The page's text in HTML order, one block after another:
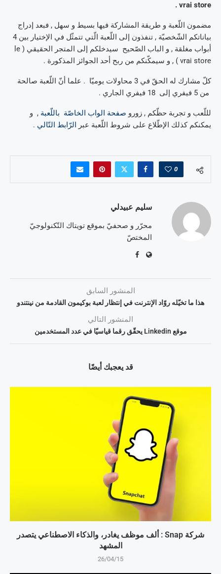
vrai store .
مضمون اللّعبة و طريقة المشاركة فيها بسيط و سهل , فبعد إدراج
بياناتكم الشّخصيّة , تنفذون إلى اللّعبة الّتي تتمثّل في الإختيار بين 4
أبواب مغلقة , و الباب الصّحيح سيدخلكم إلى المتجر الحقيقي ( le
vrai store ) , و سيمكّنكم من ربح أحد الجوائز المذكورة .
كلّ مشارك له الحقّ في 3 محاولات يوميّا . علما أنّ اللّعبة صالحة
من 5 فيفري إلى 18 فيفري الجاري .
لللّعب و تجربة حظّكم , زورو صفحة الواب الخاصّة باللّعبة , و
يمكنكم كذلك الإطّلاع على شروط اللّعبة عبر
الرّابط التّالي .
0
سليم عبيدلي
محرّر و صحفيّ بموقع تويتاك التّكنولوجيّ
المختصّ
المنشور السابق
هذا ما تخيّله روّاد الإنترنت في إنتظار لعبة بوكيمون القادمة من نينتندو
المنشور التالي
موقع Linkedin يحقّق رقما قياسيّا في عدد المستخدمين
قد يعجبك أيضًا
شركة Snap : ألف موظف يغادر، والذكاء الاصطناعي يتصدر
المشهد
26/04/15